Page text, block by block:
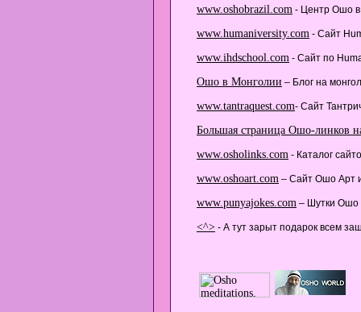
www.oshobrazil.com - Центр Ошо в
www.humaniversity.com - Сайт
www.ihdschool.com - Сайт по
Ошо в Монголии – Блог на
www.tantraquest.com- Cайт
Большая страница Ошо-линков
www.osholinks.com - Каталог
www.oshoart.com – Cайт Ошо Арт
www.punyajokes.com – Шутки Ошо
<^> - А тут зарыт подарок всем